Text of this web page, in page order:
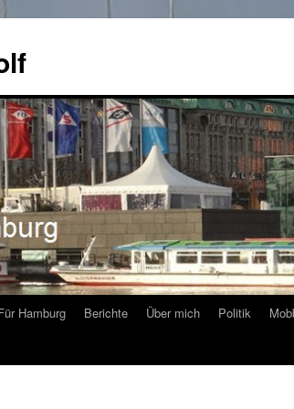
Hamburg Berichte Über mich Politik